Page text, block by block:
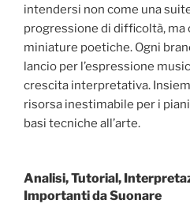
intendersi non come una
progressione di difficoltà, ma
miniature poetiche. Ogni
lancio per l’espressione
crescita interpretativa.
risorsa inestimabile per i
basi tecniche all’arte.
Analisi, Tutorial,
Importanti da Suonare